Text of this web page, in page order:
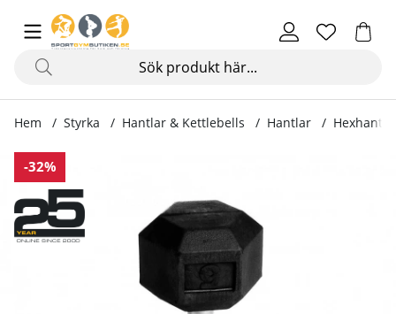
Hem Styrka Hantlar & Kettlebells Hantlar
-32%
Produktbilder Hexhantel gummi, 2 - 60 kg